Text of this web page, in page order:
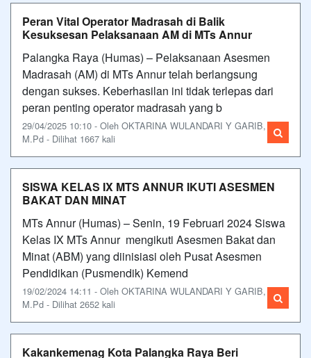
Peran Vital Operator Madrasah di Balik
Kesuksesan Pelaksanaan AM di MTs Annur
Palangka Raya (Humas) – Pelaksanaan Asesmen
Madrasah (AM) di MTs Annur telah berlangsung
dengan sukses. Keberhasilan ini tidak terlepas dari
peran penting operator madrasah yang b
29/04/2025 10:10 - Oleh OKTARINA WULANDARI Y GARIB,
M.Pd - Dilihat 1667 kali
SISWA KELAS IX MTS ANNUR IKUTI ASESMEN
BAKAT DAN MINAT
MTs Annur (Humas) – Senin, 19 Februari 2024 Siswa
Kelas IX MTs Annur mengikuti Asesmen Bakat dan
Minat (ABM) yang diinisiasi oleh Pusat Asesmen
Pendidikan (Pusmendik) Kemend
19/02/2024 14:11 - Oleh OKTARINA WULANDARI Y GARIB,
M.Pd - Dilihat 2652 kali
Kakankemenag Kota Palangka Raya Beri